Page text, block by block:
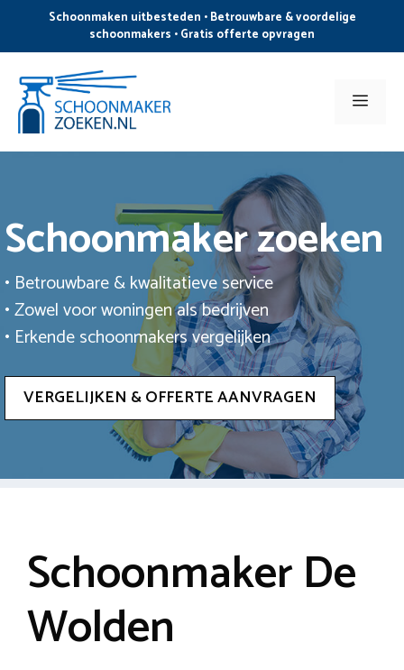
de
inhoud
Schoonmaken uitbesteden • Betrouwbare & voordelige
schoonmakers • Gratis offerte opvragen
Menu
Schoonmaker zoeken
• Betrouwbare & kwalitatieve service
• Zowel voor woningen als bedrijven
• Erkende schoonmakers vergelijken
VERGELIJKEN & OFFERTE AANVRAGEN
Schoonmaker De
Wolden